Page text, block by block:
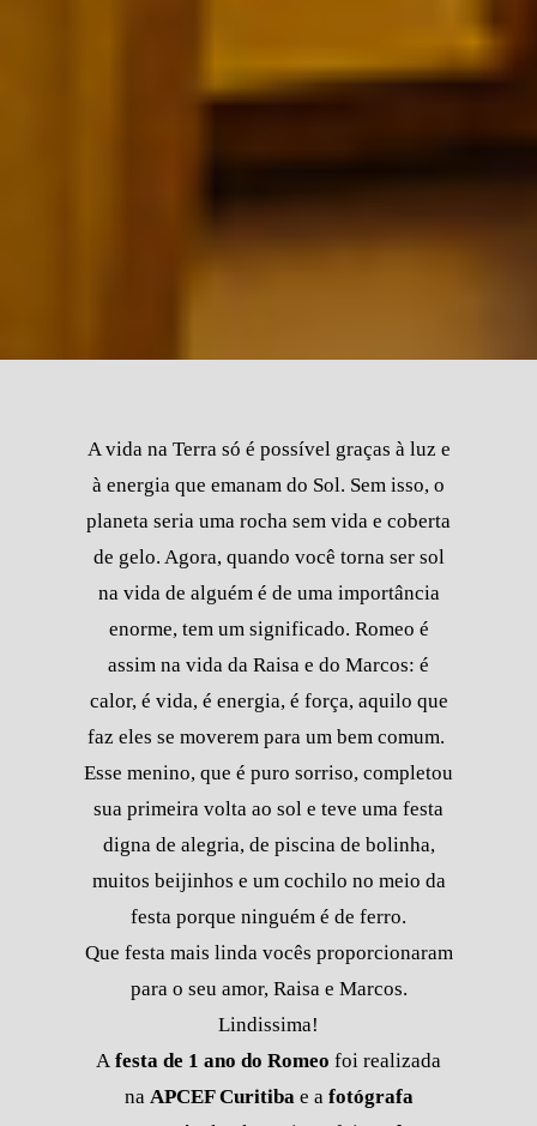
A vida na Terra só é possível graças à luz e
à energia que emanam do Sol. Sem isso, o
planeta seria uma rocha sem vida e coberta
de gelo. Agora, quando você torna ser sol
na vida de alguém é de uma importância
enorme, tem um significado. Romeo é
assim na vida da Raisa e do Marcos: é
calor, é vida, é energia, é força, aquilo que
faz eles se moverem para um bem comum.
Esse menino, que é puro sorriso, completou
sua primeira volta ao sol e teve uma festa
digna de alegria, de piscina de bolinha,
muitos beijinhos e um cochilo no meio da
festa porque ninguém é de ferro.
Que festa mais linda vocês proporcionaram
para o seu amor, Raisa e Marcos.
Lindissima!
A festa de 1 ano do Romeo foi realizada
na APCEF Curitiba e a fotógrafa